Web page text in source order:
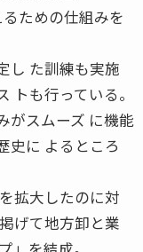
ための仕組みを
し た訓練も実施
トも行っている。
がスムーズ に機能
史に よるところ
拡大したのに対
げて地方卸と業